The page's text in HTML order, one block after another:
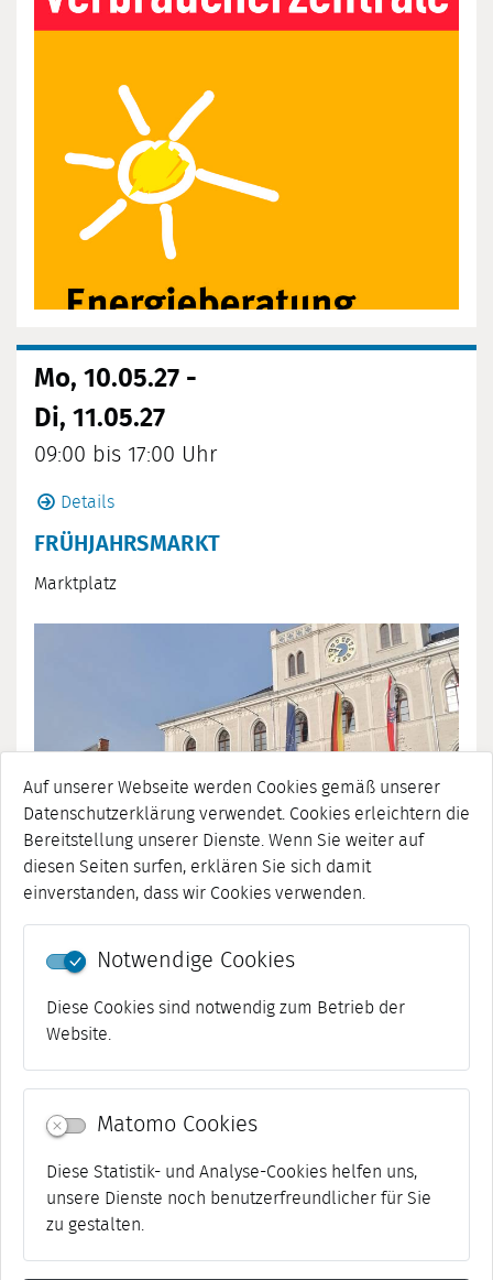
Auf unserer Webseite werden Cookies gemäß unserer
Datenschutzerklärung verwendet. Cookies erleichtern die
Bereitstellung unserer Dienste. Wenn Sie weiter auf
diesen Seiten surfen, erklären Sie sich damit
einverstanden, dass wir Cookies verwenden.
Notwendige Cookies
Diese Cookies sind notwendig zum Betrieb der
Website.
Matomo Cookies
Diese Statistik- und Analyse-Cookies helfen uns,
unsere Dienste noch benutzerfreundlicher für Sie
zu gestalten.
Mo, 10.05.27 -
Di, 11.05.27
09:00 bis 17:00 Uhr
Details
FRÜHJAHRSMARKT
Marktplatz